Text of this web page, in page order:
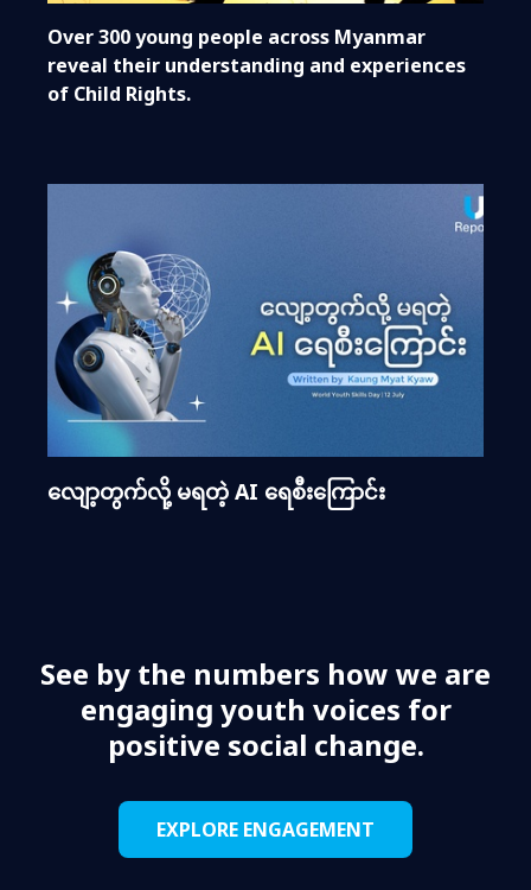
Over 300 young people across Myanmar
reveal their understanding and experiences
of Child Rights.
လျော့တွက်လို့ မရတဲ့ AI ရေစီးကြောင်း
See by the numbers how we are
engaging youth voices for
positive social change.
EXPLORE ENGAGEMENT